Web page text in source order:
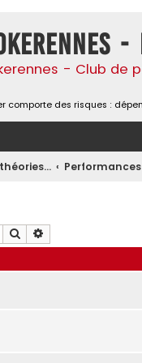
-
- Club de
comporte des risques :
Performances
Rechercher